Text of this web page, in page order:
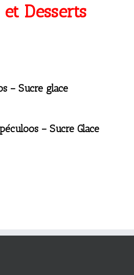
Desserts
– Sucre glace
– Sucre Glace